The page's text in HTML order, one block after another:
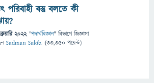
পরিবাহী বস্তু বলতে কী
2022 "পদার্থবিজ্ঞান" বিভাগে জিজ্ঞাসা
Sadman Sakib. (33,350 পয়েন্ট)